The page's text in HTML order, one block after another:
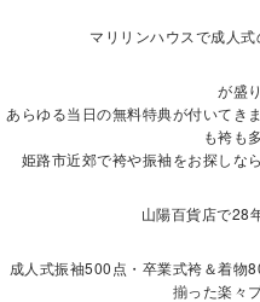
マリリンハウスで成人
が盛
あらゆる当日の無料特典が付いてき
も袴も
姫路市近郊で袴や振袖をお探しな
山陽百貨店で28
成人式振袖500点・卒業式袴＆着物
揃った楽々